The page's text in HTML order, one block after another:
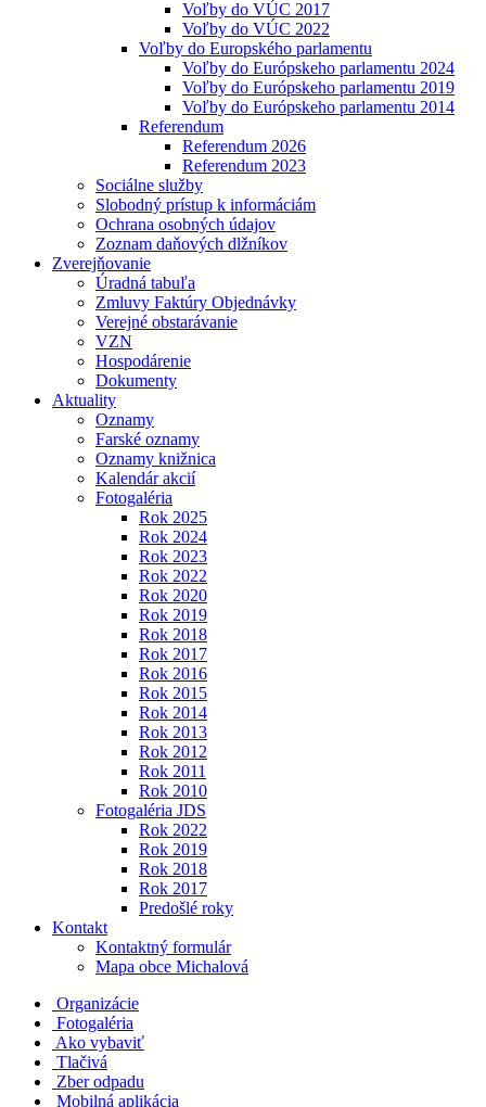
Voľby do VÚC 2017
Voľby do VÚC 2022
Voľby do Europského parlamentu
Voľby do Európskeho parlamentu 2024
Voľby do Európskeho parlamentu 2019
Voľby do Európskeho parlamentu 2014
Referendum
Referendum 2026
Referendum 2023
Sociálne služby
Slobodný prístup k informáciám
Ochrana osobných údajov
Zoznam daňových dlžníkov
Zverejňovanie
Úradná tabuľa
Zmluvy Faktúry Objednávky
Verejné obstarávanie
VZN
Hospodárenie
Dokumenty
Aktuality
Oznamy
Farské oznamy
Oznamy knižnica
Kalendár akcií
Fotogaléria
Rok 2025
Rok 2024
Rok 2023
Rok 2022
Rok 2020
Rok 2019
Rok 2018
Rok 2017
Rok 2016
Rok 2015
Rok 2014
Rok 2013
Rok 2012
Rok 2011
Rok 2010
Fotogaléria JDS
Rok 2022
Rok 2019
Rok 2018
Rok 2017
Predošlé roky
Kontakt
Kontaktný formulár
Mapa obce Michalová
Organizácie
Fotogaléria
Ako vybaviť
Tlačivá
Zber odpadu
Mobilná aplikácia